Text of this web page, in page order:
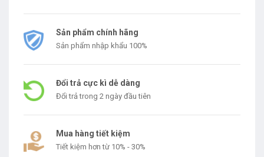
Sản phẩm chính hãng
Sản phẩm nhập khẩu 100%
Đổi trả cực kì dễ dàng
Đổi trả trong 2 ngày đầu tiên
Mua hàng tiết kiệm
Tiết kiệm hơn từ 10% - 30%